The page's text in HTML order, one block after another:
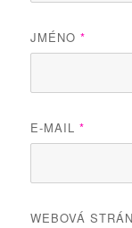
JMÉNO*
E-MAIL*
WEBOVÁ